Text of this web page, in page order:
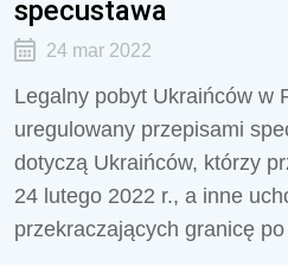
specustawa
24 mar 2022
Legalny pobyt Ukraińców w
uregulowany przepisami
dotyczą Ukraińców, którzy
24 lutego 2022 r., a inne
przekraczających granicę